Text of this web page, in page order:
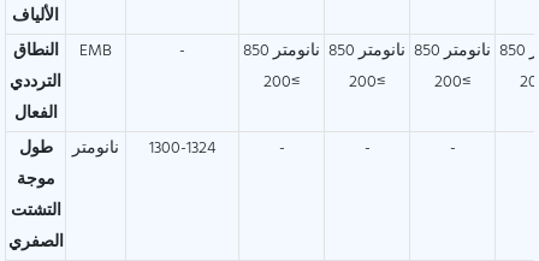
الألياف
النطاق
الترددي
الفعال
EMB -
850 نانومتر
≥200
850 نانومتر
≥200
850 نانومتر
≥200
850 نانومتر
طول
موجة
التشتت
الصفري
نانومتر 1300-1324 - - -